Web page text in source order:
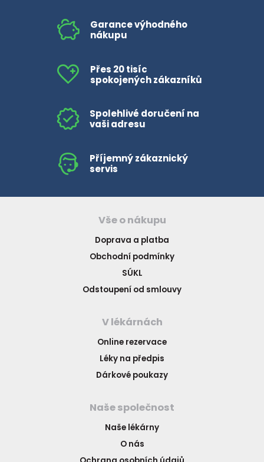
Garance výhodného
nákupu
Přes 20 tisíc
spokojených zákazníků
Spolehlivé doručení na
vaši adresu
Příjemný zákaznický
servis
Vše o nákupu
Doprava a platba
Obchodní podmínky
SÚKL
Odstoupení od smlouvy
V lékárnách
Online rezervace
Léky na předpis
Dárkové poukazy
Naše společnost
Naše lékárny
O nás